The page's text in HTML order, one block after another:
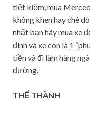
tiết kiệm, mua
không khen hay chê
nhất bạn hãy mua xe
đình và xe còn là 1
tiền và đi làm hàng
đường.
THẾ THÀNH